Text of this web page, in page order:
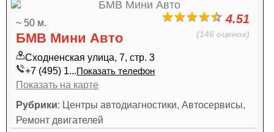
4.51
(146 оценок)
~ 50 м.
БМВ Мини Авто
Сходненская улица, 7, стр. 3
+7 (495) 1...Показать телефон
Показать на карте
Рубрики: Центры автодиагностики, Автосервисы,
Ремонт двигателей